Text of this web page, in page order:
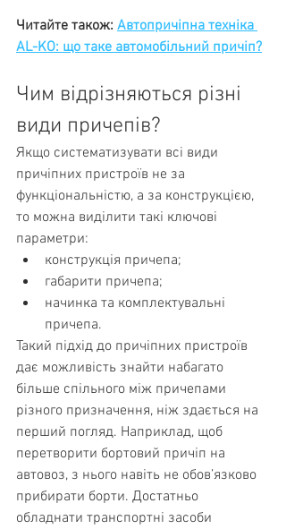
Читайте також: Автопричіпна техніка
AL-KO: що таке автомобільний причіп?
Чим відрізняються різні
види причепів?
Якщо систематизувати всі види
причіпних пристроїв не за
функціональністю, а за конструкцією,
то можна виділити такі ключові
параметри:
конструкція причепа;
габарити причепа;
начинка та комплектувальні
причепа.
Такий підхід до причіпних пристроїв
дає можливість знайти набагато
більше спільного між причепами
різного призначення, ніж здається на
перший погляд. Наприклад, щоб
перетворити бортовий причіп на
автовоз, з нього навіть не обов’язково
прибирати борти. Достатньо
обладнати транспортні засоби